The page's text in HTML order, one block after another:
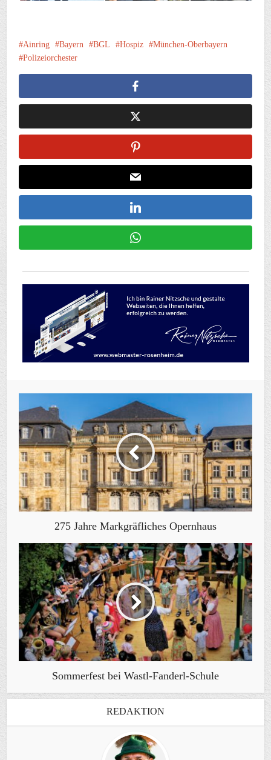
Ainring Bayern BGL Hospiz
München-Oberbayern
Polizeiorchester
275 Jahre Markgräfliches Opernhaus
Sommerfest bei Wastl-Fanderl-Schule
REDAKTION